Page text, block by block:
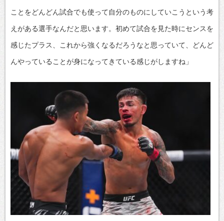
ことをどんどん試合でも使って自分のものにしていこうという考
えがある選手なんだと思います。初めて試合を見た時にセンスを
感じたプラス、これから強くなるだろうなと思っていて、どんど
んやっていることが身になってきている感じがしますね」